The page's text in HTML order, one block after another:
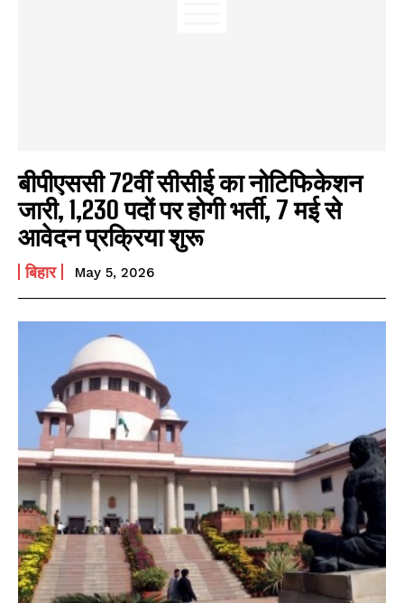
बीपीएससी 72वीं सीसीई का नोटिफिकेशन
जारी, 1,230 पदों पर होगी भर्ती, 7 मई से
आवेदन प्रक्रिया शुरू
बिहार May 5, 2026